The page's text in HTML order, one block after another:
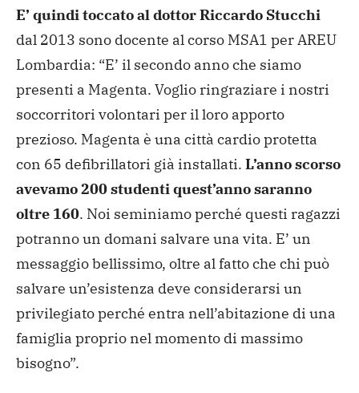
E’ quindi toccato al dottor Riccardo Stucchi
dal 2013 sono docente al corso MSA1 per AREU
Lombardia: “E’ il secondo anno che siamo
presenti a Magenta. Voglio ringraziare i nostri
soccorritori volontari per il loro apporto
prezioso. Magenta è una città cardio protetta
con 65 defibrillatori già installati. L’anno scorso
avevamo 200 studenti quest’anno saranno
oltre 160. Noi seminiamo perché questi ragazzi
potranno un domani salvare una vita. E’ un
messaggio bellissimo, oltre al fatto che chi può
salvare un’esistenza deve considerarsi un
privilegiato perché entra nell’abitazione di una
famiglia proprio nel momento di massimo
bisogno”.